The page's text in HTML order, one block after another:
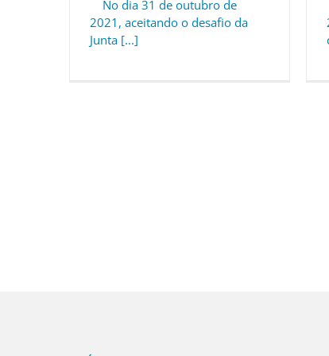
No dia 31 de outubro de
2021, aceitando o desafio da
Junta [...]